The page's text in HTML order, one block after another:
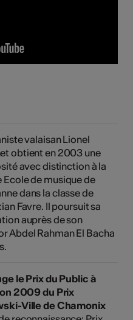
valaisan Lionel
obtient en 2003 une
avec distinction à la
Ecole de musique de
dans la classe de
Favre. Il poursuit sa
auprès de son
Abdel Rahman El Bacha
le Prix du Public à
2009 du Prix
Ville de Chamonix